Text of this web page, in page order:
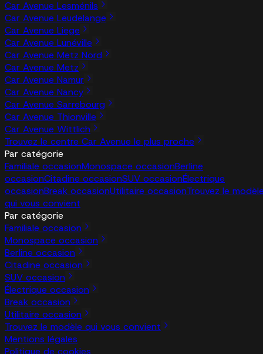
Car Avenue Lesménils
Car Avenue Leudelange
Car Avenue Liege
Car Avenue Lunéville
Car Avenue Metz Nord
Car Avenue Metz
Car Avenue Namur
Car Avenue Nancy
Car Avenue Sarrebourg
Car Avenue Thionville
Car Avenue Wittlich
Trouvez le centre Car Avenue le plus proche
Par catégorie
Familiale occasionMonospace occasionBerline
occasionCitadine occasionSUV occasionÉlectrique
occasionBreak occasionUtilitaire occasionTrouvez le
qui vous convient
Par catégorie
Familiale occasion
Monospace occasion
Berline occasion
Citadine occasion
SUV occasion
Électrique occasion
Break occasion
Utilitaire occasion
Trouvez le modèle qui vous convient
Mentions légales